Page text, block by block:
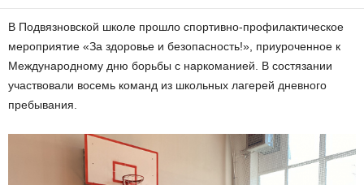
В Подвязновской школе прошло спортивно-профилактическое
мероприятие «За здоровье и безопасность!», приуроченное к
Международному дню борьбы с наркоманией. В состязании
участвовали восемь команд из школьных лагерей дневного
пребывания.